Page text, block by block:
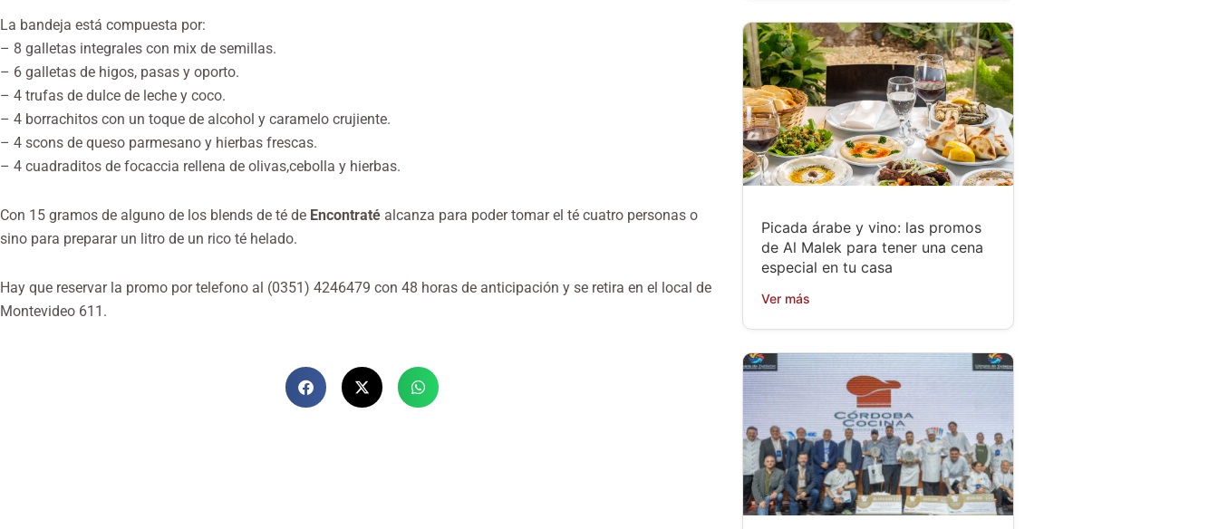
La bandeja está compuesta por:
– 8 galletas integrales con mix de semillas.
– 6 galletas de higos, pasas y oporto.
– 4 trufas de dulce de leche y coco.
– 4 borrachitos con un toque de alcohol y caramelo crujiente.
– 4 scons de queso parmesano y hierbas frescas.
– 4 cuadraditos de focaccia rellena de olivas,cebolla y hierbas.
Con 15 gramos de alguno de los blends de té de Encontraté alcanza para poder tomar el té cuatro personas o
sino para preparar un litro de un rico té helado.
Hay que reservar la promo por telefono al (0351) 4246479 con 48 horas de anticipación y se retira en el local de
Montevideo 611.
Picada árabe y vino: las promos
de Al Malek para tener una cena
especial en tu casa
Ver más